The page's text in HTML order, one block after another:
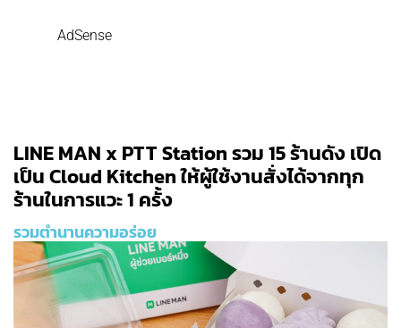
AdSense
LINE MAN x PTT Station รวม 15 ร้านดัง เปิด
เป็น Cloud Kitchen ให้ผู้ใช้งานสั่งได้จากทุก
ร้านในการแวะ 1 ครั้ง
รวมตำนานความอร่อย